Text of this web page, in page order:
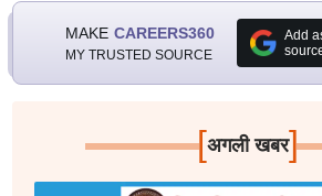
MAKE CAREERS360
MY TRUSTED SOURCE
Add
[अगली खबर]